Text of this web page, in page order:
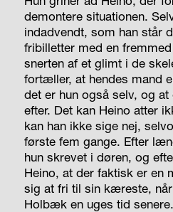
demontere situationen.
indadvendt, som han står
fribilletter med en
snerten af et glimt i de
fortæller, at hendes mand
det er hun også selv, og
efter. Det kan Heino atter
kan han ikke sige nej,
første fem gange. Efter
hun skrevet i døren, og
Heino, at der faktisk er en
sig at fri til sin kæreste,
Holbæk en uges tid senere.